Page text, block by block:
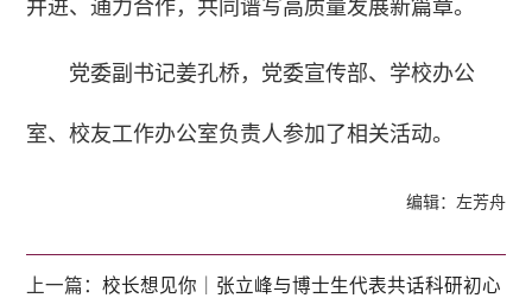
并进、通力合作，共同谱写高质量发展新篇章。
党委副书记姜孔桥，党委宣传部、学校办公
室、校友工作办公室负责人参加了相关活动。
编辑：左芳舟
上一篇：校长想见你｜张立峰与博士生代表共话科研初心